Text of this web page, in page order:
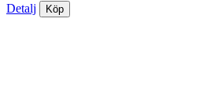
Detalj Köp